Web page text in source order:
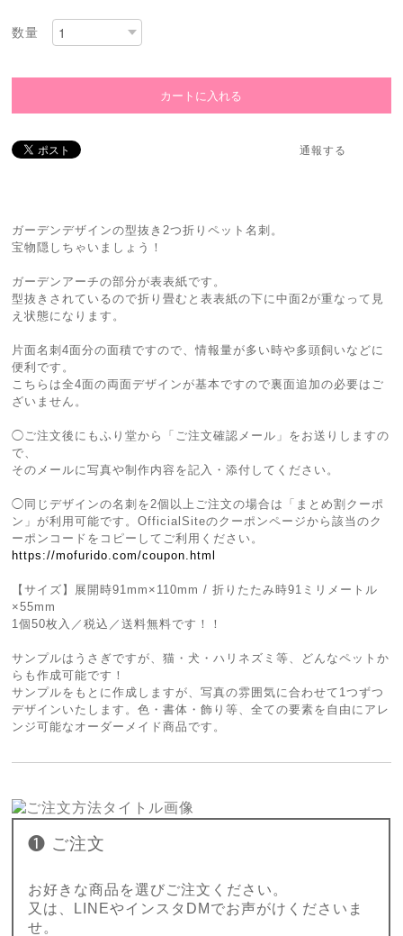
数量
通報する
ガーデンデザインの型抜き2つ折りペット名刺。
宝物隠しちゃいましょう！
ガーデンアーチの部分が表表紙です。
型抜きされているので折り畳むと表表紙の下に中面2が重なって見
え状態になります。
片面名刺4面分の面積ですので、情報量が多い時や多頭飼いなどに
便利です。
こちらは全4面の両面デザインが基本ですので裏面追加の必要はご
ざいません。
◯ご注文後にもふり堂から「ご注文確認メール」をお送りしますの
で、
そのメールに写真や制作内容を記入・添付してください。
◯同じデザインの名刺を2個以上ご注文の場合は「まとめ割クーポ
ン」が利用可能です。OfficialSiteのクーポンページから該当のク
ーポンコードをコピーしてご利用ください。
https://mofurido.com/coupon.html
【サイズ】展開時91mm×110mm / 折りたたみ時91ミリメートル
×55mm
1個50枚入／税込／送料無料です！！
サンプルはうさぎですが、猫・犬・ハリネズミ等、どんなペットか
らも作成可能です！
サンプルをもとに作成しますが、写真の雰囲気に合わせて1つずつ
デザインいたします。色・書体・飾り等、全ての要素を自由にアレ
ンジ可能なオーダーメイド商品です。
❶ ご注文
お好きな商品を選びご注文ください。
又は、LINEやインスタDMでお声がけくださいま
せ。